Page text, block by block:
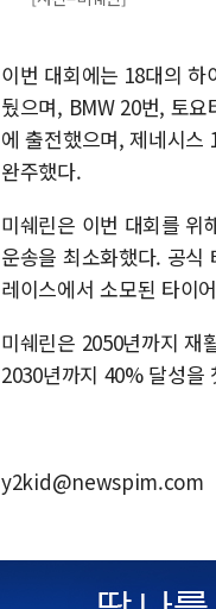
이번 대회에는 18대의
뒀으며, BMW 20번, 토
에 출전했으며, 제네시스
완주했다.
미쉐린은 이번 대회를 위
운송을 최소화했다. 공식
레이스에서 소모된 타이
미쉐린은 2050년까지 재
2030년까지 40% 달성을
y2kid@newspim.com